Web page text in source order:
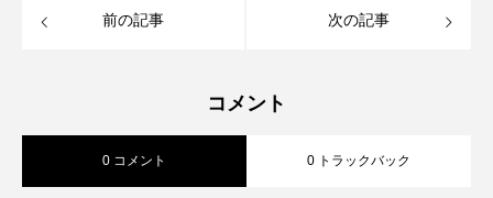
前の記事 次の記事
コメント
0 コメント 0 トラックバック